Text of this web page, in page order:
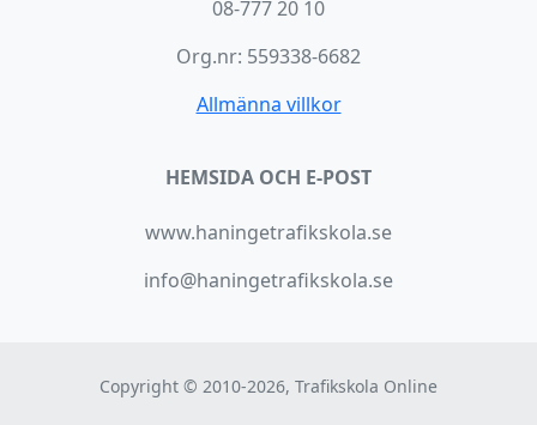
08-777 20 10
Org.nr: 559338-6682
Allmänna villkor
HEMSIDA OCH E-POST
www.haningetrafikskola.se
info@haningetrafikskola.se
Copyright © 2010-2026, Trafikskola Online